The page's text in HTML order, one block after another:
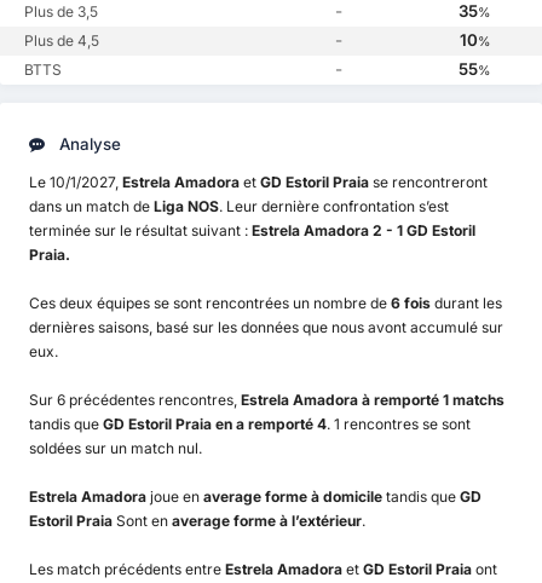
Plus de 3,5 - 35%
Plus de 4,5 - 10%
BTTS - 55%
Analyse
Le 10/1/2027, Estrela Amadora et GD Estoril Praia se rencontreront
dans un match de Liga NOS. Leur dernière confrontation s’est
terminée sur le résultat suivant : Estrela Amadora 2 - 1 GD Estoril
Praia.
Ces deux équipes se sont rencontrées un nombre de 6 fois durant les
dernières saisons, basé sur les données que nous avont accumulé sur
eux.
Sur 6 précédentes rencontres, Estrela Amadora à remporté 1 matchs
tandis que GD Estoril Praia en a remporté 4. 1 rencontres se sont
soldées sur un match nul.
Estrela Amadora joue en average forme à domicile tandis que GD
Estoril Praia Sont en average forme à l’extérieur.
Les match précédents entre Estrela Amadora et GD Estoril Praia ont